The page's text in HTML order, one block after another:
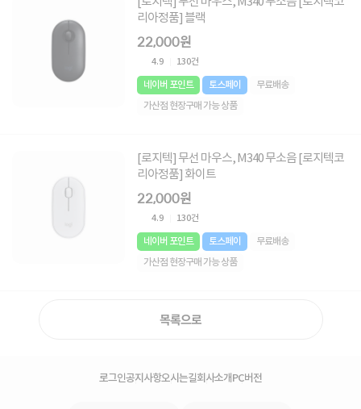
리아정품] 블랙
22,000원
4.9 130건
네이버 포인트 토스페이
무료배송
가산점 현장구매 가능 상품
[로지텍] 무선 마우스, M340 무소음 [로지텍코
리아정품] 화이트
22,000원
4.9 130건
네이버 포인트 토스페이
무료배송
가산점 현장구매 가능 상품
목록으로
로그인공지사항오시는길회사소개PC버전